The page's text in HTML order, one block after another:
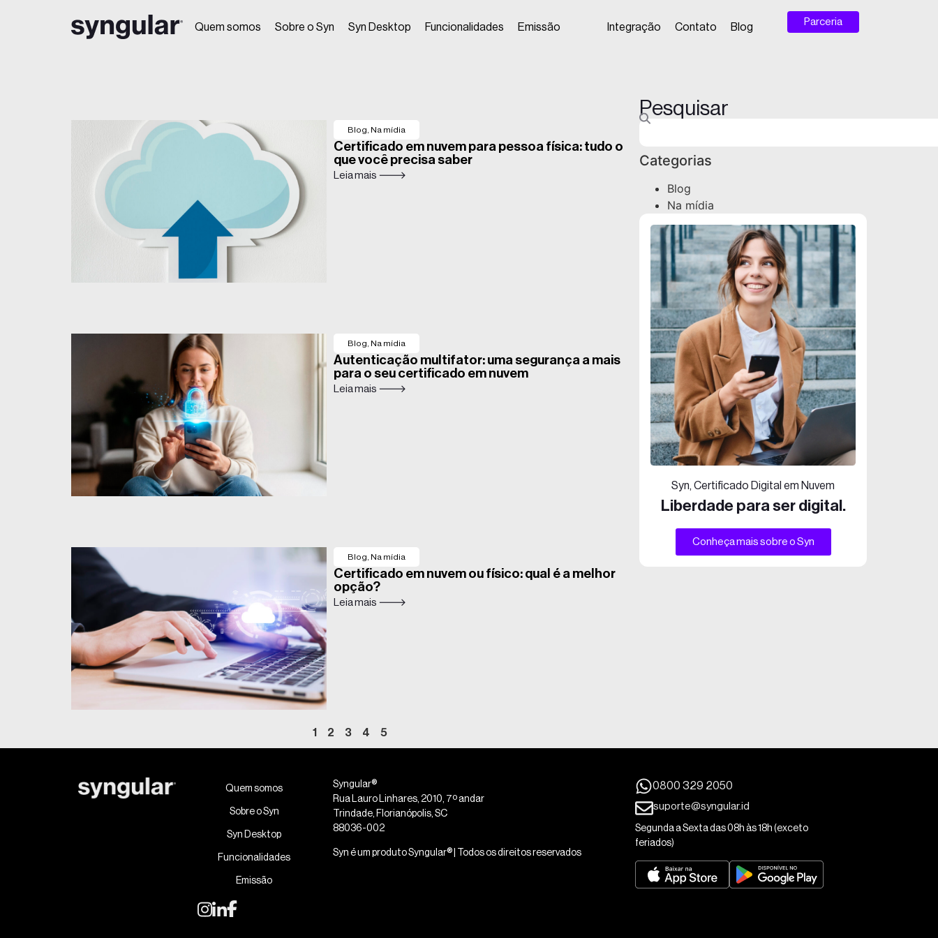
Quem somos Sobre o Syn Syn Desktop Funcionalidades Emissão Integração Contato Blog Parceria
Blog Na mídia
Certificado em nuvem para pessoa física: tudo o
que você precisa saber
Leia mais 🡒
Blog Na mídia
Autenticação multifator: uma segurança a mais
para o seu certificado em nuvem
Leia mais 🡒
Blog Na mídia
Certificado em nuvem ou físico: qual é a melhor
opção?
Leia mais 🡒
1 2 3 4 5
Pesquisar
Categorias
Blog
Na mídia
Syn, Certificado Digital em Nuvem
Liberdade para ser digital.
Conheça mais sobre o Syn
Quem somos
Sobre o Syn
Syn Desktop
Funcionalidades
Emissão
Syngular®
Rua Lauro Linhares, 2010, 7º andar
Trindade, Florianópolis, SC
88036-002
Syn é um produto Syngular® | Todos os direitos reservados
0800 329 2050
suporte@syngular.id
Segunda a Sexta das 08h às 18h (exceto
feriados)